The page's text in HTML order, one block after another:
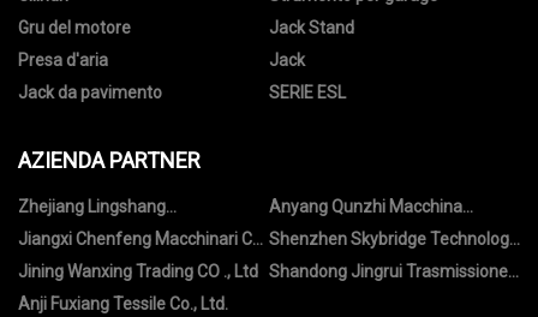
Gru del motore
Jack Stand
Presa d'aria
Jack
Jack da pavimento
SERIE ESL
AZIENDA PARTNER
Zhejiang Lingshang
Industria&Trade Co., Ltd
Anyang Qunzhi Macchina
Strumento Co.,Ltd
Jiangxi Chenfeng Macchinari Co.,
Ltd.
Shenzhen Skybridge Technology
Co., Ltd.
Jining Wanxing Trading CO ., Ltd Shandong Jingrui Trasmissione
Anji Fuxiang Tessile Co., Ltd.